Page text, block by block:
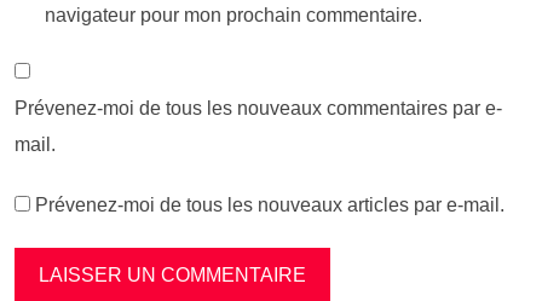
navigateur pour mon prochain commentaire.
Prévenez-moi de tous les nouveaux commentaires par e-
mail.
Prévenez-moi de tous les nouveaux articles par e-mail.